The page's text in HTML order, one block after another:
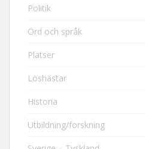
Politik
Ord och språk
Platser
Löshästar
Historia
Utbildning/forskning